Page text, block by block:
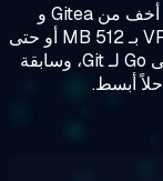
Gogs خدمة Git ذاتية الاستضافة سهلة الإعداد. أخف من Gitea و
GitLab، مكتوبة بـ Go، وتعمل بسلاسة على VPS بـ 512 MB أو حتى
على Raspberry Pi. الخادم الأصلي المبني على Go لـ Git، وسابقة